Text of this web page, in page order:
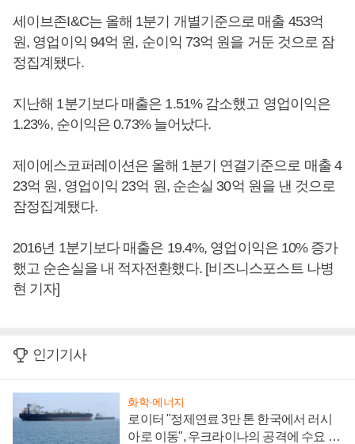
세이브존I&C는 올해 1분기 개별기준으로 매출 453억
원, 영업이익 94억 원, 순이익 73억 원을 거둔 것으로 잠
정집계됐다.
지난해 1분기보다 매출은 1.51% 감소했고 영업이익은
1.23%, 순이익은 0.73% 늘어났다.
제이에스코퍼레이션은 올해 1분기 연결기준으로 매출 4
23억 원, 영업이익 23억 원, 순손실 30억 원을 낸 것으로
잠정집계됐다.
2016년 1분기보다 매출은 19.4%, 영업이익은 10% 증가
했고 순손실을 내 적자전환했다. [비즈니스포스트 나병
현 기자]
인기기사
화학·에너지
로이터 "정제연료 3만 톤 한국에서 러시
아로 이동", 우크라이나의 공격에 수요 늘